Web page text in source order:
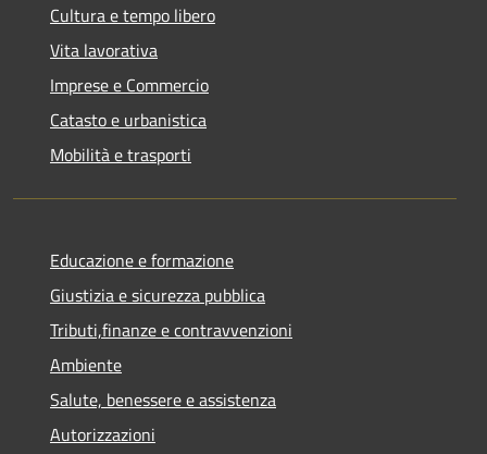
Cultura e tempo libero
Vita lavorativa
Imprese e Commercio
Catasto e urbanistica
Mobilità e trasporti
Educazione e formazione
Giustizia e sicurezza pubblica
Tributi,finanze e contravvenzioni
Ambiente
Salute, benessere e assistenza
Autorizzazioni